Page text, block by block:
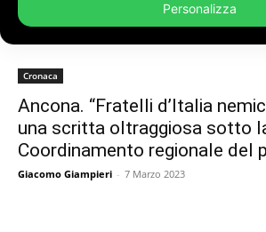
Cronaca
Ancona. “Fratelli d’Italia
una scritta oltraggiosa sotto
Coordinamento regionale del
Giacomo Giampieri - 7 Marzo 2023
Personalizza